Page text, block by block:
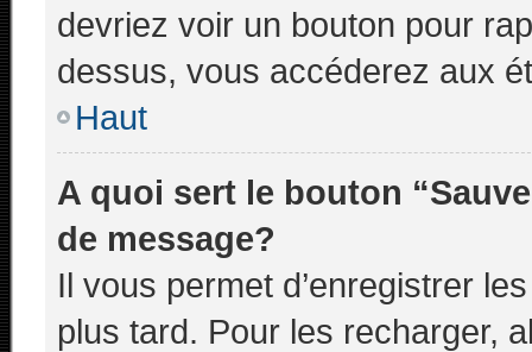
devriez voir un bouton pour
dessus, vous accéderez aux
Haut
A quoi sert le bouton
de message?
Il vous permet d’enregistrer
plus tard. Pour les recharger,